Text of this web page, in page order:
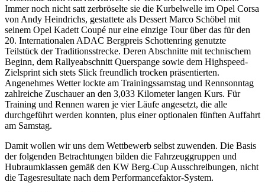
Immer noch nicht satt zerbröselte sie die Kurbelwelle im Opel Corsa
von Andy Heindrichs, gestattete als Dessert Marco Schöbel mit
seinem Opel Kadett Coupé nur eine einzige Tour über das für den
20. Internationalen ADAC Bergpreis Schottenring genutzte
Teilstück der Traditionsstrecke. Deren Abschnitte mit technischem
Beginn, dem Rallyeabschnitt Querspange sowie dem Highspeed-
Zielsprint sich stets Slick freundlich trocken präsentierten.
Angenehmes Wetter lockte am Trainingssamstag und Rennsonntag
zahlreiche Zuschauer an den 3,033 Kilometer langen Kurs. Für
Training und Rennen waren je vier Läufe angesetzt, die alle
durchgeführt werden konnten, plus einer optionalen fünften Auffahrt
am Samstag.
Damit wollen wir uns dem Wettbewerb selbst zuwenden. Die Basis
der folgenden Betrachtungen bilden die Fahrzeuggruppen und
Hubraumklassen gemäß den KW Berg-Cup Ausschreibungen, nicht
die Tagesresultate nach dem Performancefaktor-System.